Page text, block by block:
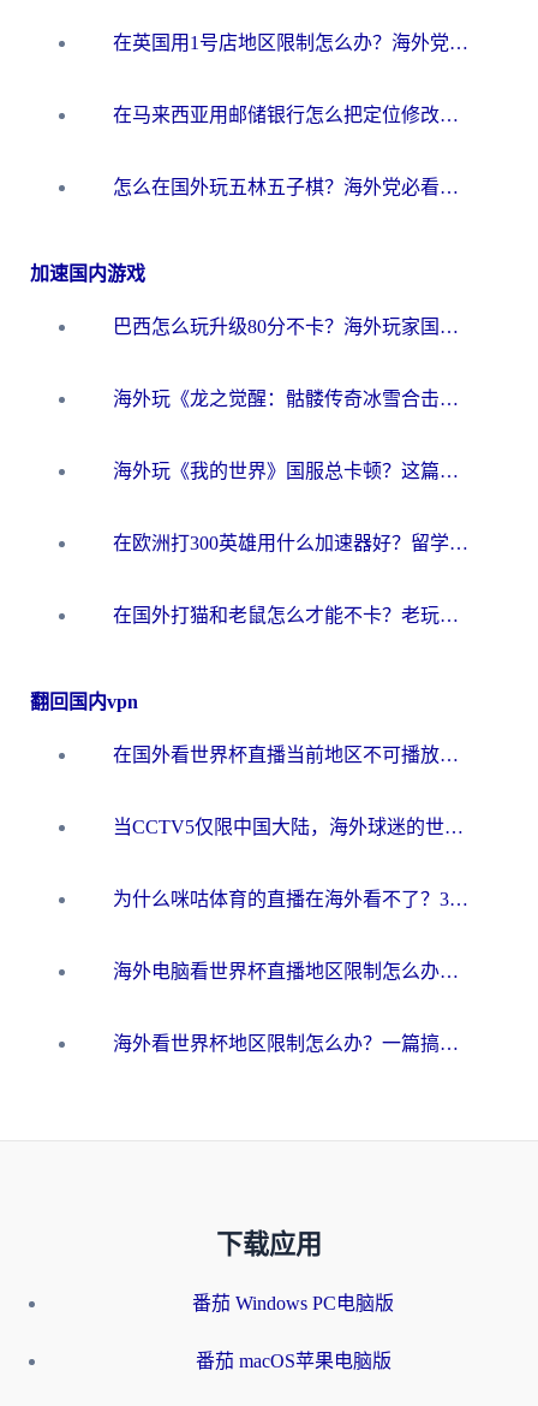
在英国用1号店地区限制怎么办？海外党必看的回国加速全攻略
在马来西亚用邮储银行怎么把定位修改到中国国内？3个海外生活痛点一次解决
怎么在国外玩五林五子棋？海外党必看的回国加速全攻略（附优酷荔枝FM解决方法）
加速国内游戏
巴西怎么玩升级80分不卡？海外玩家国服游戏加速器终极指南（附避坑技巧）
海外玩《龙之觉醒：骷髅传奇冰雪合击》延迟高？这篇指南帮你解决卡顿烦恼！
海外玩《我的世界》国服总卡顿？这篇我的世界游戏加速器指南帮你解决所有问题
在欧洲打300英雄用什么加速器好？留学生亲测有效的解决方案来了
在国外打猫和老鼠怎么才能不卡？老玩家亲测的终极加速指南
翻回国内vpn
在国外看世界杯直播当前地区不可播放？海外党必看的回国加速全攻略
当CCTV5仅限中国大陆，海外球迷的世界杯狂欢如何继续？
为什么咪咕体育的直播在海外看不了？3步解决海外看世界杯+抖音地区限制难题
海外电脑看世界杯直播地区限制怎么办？你需要一个聪明的加速器
海外看世界杯地区限制怎么办？一篇搞定咪咕视频播放+国内资源无缝访问指南
下载应用
番茄 Windows PC电脑版
番茄 macOS苹果电脑版